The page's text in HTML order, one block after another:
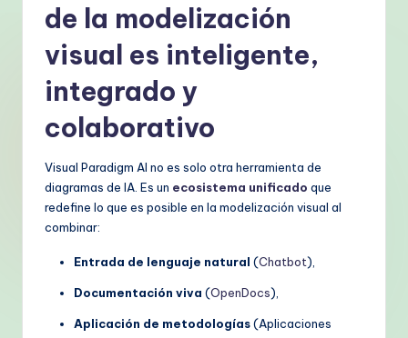
de la modelización
visual es inteligente,
integrado y
colaborativo
Visual Paradigm AI no es solo otra herramienta de
diagramas de IA. Es un ecosistema unificado que
redefine lo que es posible en la modelización visual al
combinar:
Entrada de lenguaje natural (Chatbot),
Documentación viva (OpenDocs),
Aplicación de metodologías(Aplicaciones